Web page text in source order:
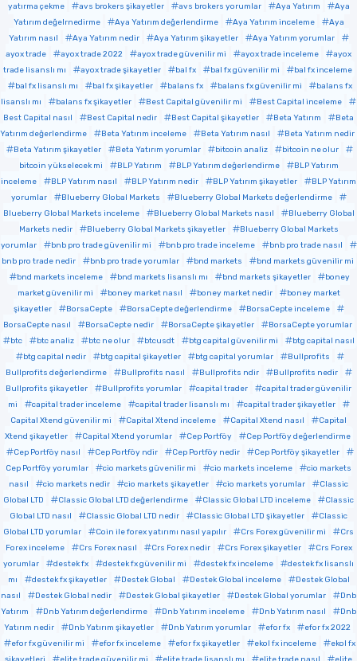
yatırma çekme
avs brokers şikayetler avs brokers yorumlar Aya Yatırım
Aya
Yatırım değelrnedirme
Aya Yatırım değerlendirme Aya Yatırım inceleme
Aya
Yatırım nasıl
Aya Yatırım nedir Aya Yatırım şikayetler
Aya Yatırım yorumlar
ayox trade
ayox trade 2022 ayox trade güvenilir mi ayox trade inceleme
ayox
trade lisanslı mı
ayox trade şikayetler bal fx bal fx güvenilir mi
bal fx inceleme
bal fx lisanslı mı
bal fx şikayetler balans fx balans fx güvenilir mi
balans fx
lisanslı mı
balans fx şikayetler Best Capital güvenilir mi
Best Capital inceleme
Best Capital nasıl
Best Capital nedir Best Capital şikayetler Beta Yatırım
Beta
Yatırım değerlendirme
Beta Yatırım inceleme Beta Yatırım nasıl
Beta Yatırım nedir
Beta Yatırım şikayetler
Beta Yatırım yorumlar bitcoin analiz
bitcoin ne olur
bitcoin yükselecek mi
BLP Yatırım BLP Yatırım değerlendirme
BLP Yatırım
inceleme
BLP Yatırım nasıl BLP Yatırım nedir BLP Yatırım şikayetler
BLP Yatırım
yorumlar
Blueberry Global Markets
Blueberry Global Markets değerlendirme
Blueberry Global Markets inceleme
Blueberry Global Markets nasıl
Blueberry Global
Markets nedir
Blueberry Global Markets şikayetler
Blueberry Global Markets
yorumlar
bnb pro trade güvenilir mi bnb pro trade inceleme
bnb pro trade nasıl
bnb pro trade nedir
bnb pro trade yorumlar bnd markets
bnd markets güvenilir mi
bnd markets inceleme
bnd markets lisanslı mı bnd markets şikayetler
boney
market güvenilir mi
boney market nasıl boney market nedir
boney market
şikayetler
BorsaCepte BorsaCepte değerlendirme
BorsaCepte inceleme
BorsaCepte nasıl
BorsaCepte nedir BorsaCepte şikayetler
BorsaCepte yorumlar
btc
btc analiz btc ne olur btcusdt btg capital güvenilir mi
btg capital nasıl
btg capital nedir
btg capital şikayetler btg capital yorumlar
Bullprofits
Bullprofits değerlendirme
Bullprofits nasıl Bullprofits ndir
Bullprofits nedir
Bullprofits şikayetler
Bullprofits yorumlar capital trader
capital trader güvenilir
mi
capital trader inceleme capital trader lisanslı mı
capital trader şikayetler
Capital Xtend güvenilir mi
Capital Xtend inceleme Capital Xtend nasıl
Capital
Xtend şikayetler
Capital Xtend yorumlar Cep Portföy
Cep Portföy değerlendirme
Cep Portföy nasıl
Cep Portföy ndir Cep Portföy nedir
Cep Portföy şikayetler
Cep Portföy yorumlar
cio markets güvenilir mi cio markets inceleme
cio markets
nasıl
cio markets nedir cio markets şikayetler cio markets yorumlar
Classic
Global LTD
Classic Global LTD değerlendirme Classic Global LTD inceleme
Classic
Global LTD nasıl
Classic Global LTD nedir Classic Global LTD şikayetler
Classic
Global LTD yorumlar
Coin ile forex yatırımı nasıl yapılır Crs Forex güvenilir mi
Crs
Forex inceleme
Crs Forex nasıl Crs Forex nedir Crs Forex şikayetler
Crs Forex
yorumlar
destek fx destek fx güvenilir mi destek fx inceleme
destek fx lisanslı
mı
destek fx şikayetler Destek Global Destek Global inceleme
Destek Global
nasıl
Destek Global nedir Destek Global şikayetler Destek Global yorumlar
Dnb
Yatırım
Dnb Yatırım değerlendirme Dnb Yatırım inceleme Dnb Yatırım nasıl
Dnb
Yatırım nedir
Dnb Yatırım şikayetler Dnb Yatırım yorumlar efor fx
efor fx 2022
efor fx güvenilir mi
efor fx inceleme efor fx şikayetler ekol fx inceleme
ekol fx